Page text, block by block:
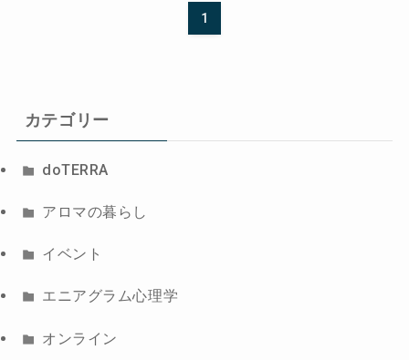
1
カテゴリー
doTERRA
アロマの暮らし
イベント
エニアグラム心理学
オンライン